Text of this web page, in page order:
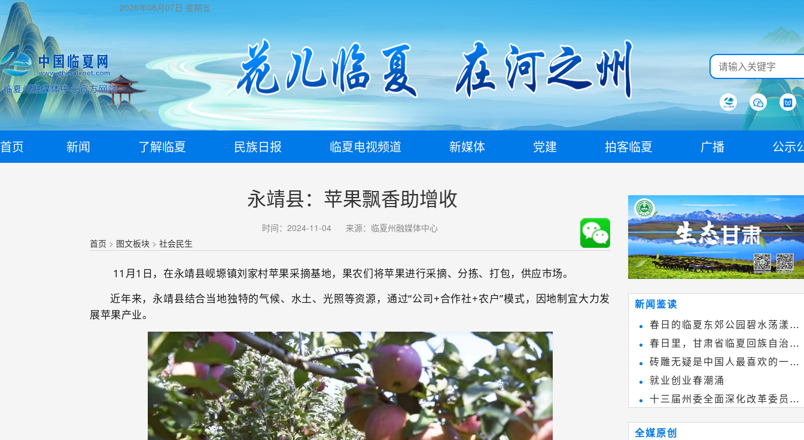
2026年08月07日 星期五
首页 新闻 了解临夏 民族日报 临夏电视频道 新媒体 党建 拍客临夏 广播 公示
​ 永靖县：苹果飘香助增收
时间：2024-11-04
来源：临夏州融媒体中心
首页 > 图文板块 > 社会民生
11月1日，在永靖县岘塬镇刘家村苹果采摘基地，果农们将苹果进行采摘、分拣、打包，供应市场。
近年来，永靖县结合当地独特的气候、水土、光照等资源，通过“公司+合作社+农户”模式，因地制宜大力发
展苹果产业。
新闻鉴读
春日的临夏东郊公园碧水荡漾、
春花烂漫
春日里，甘肃省临夏回族自治州
境内的刘家峡大桥，壮观美丽!
砖雕无疑是中国人最喜欢的一种
雕刻艺术，它不仅是民间实用美术
和建筑装饰艺术的有机结合，更成
为中国建筑史上彰品东方美不可磨
就业创业春潮涌
十三届州委全面深化改革委员会
第八次会议召开
全媒原创